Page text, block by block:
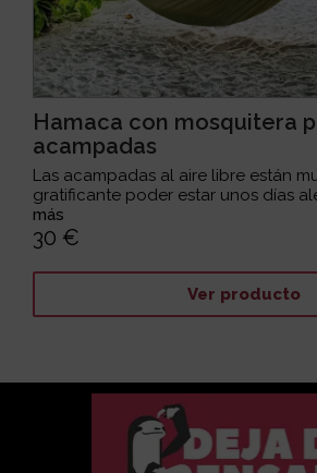
Hamaca con mosquitera
acampadas
Las acampadas al aire libre están
gratificante poder estar unos días
más
30 €
Ver producto